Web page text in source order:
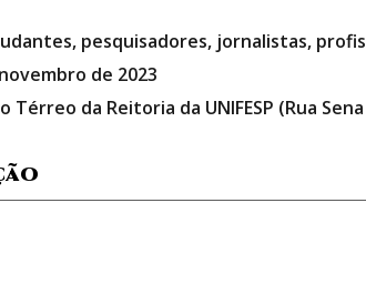
pesquisadores, jornalistas,
de 2023
Térreo da Reitoria da UNIFESP (Rua